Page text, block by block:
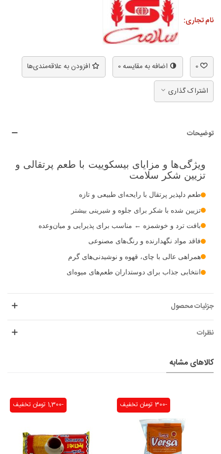
نام تجاری:
0 اضافه به مقایسه0 افزودن به علاقه‌مندی‌ها
اشتراک گذاری
توضیحات
ویژگی‌ها و مزایای بیسکوییت با طعم پرتقالی و
تزیین شکر سلامت
طعم دلپذیر پرتقال با رایحه‌ای طبیعی و تازه
تزیین شده با شکر برای جلوه و شیرینی بیشتر
بافت ترد و خوشمزه ← مناسب برای پذیرایی و میان‌وعده
فاقد مواد نگهدارنده و رنگ‌های مصنوعی
همراهی عالی با چای، قهوه و نوشیدنی‌های گرم
انتخابی جذاب برای دوستداران طعم‌های میوه‌ای
جزئیات محصول
نظرات
کالاهای مشابه
تخفیف -300 تومان تخفیف -1,300 تومان